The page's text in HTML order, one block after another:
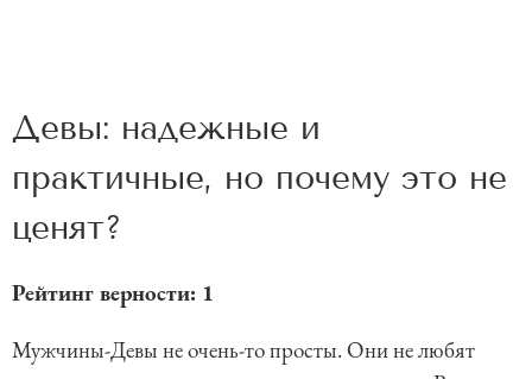
Девы: надежные и
практичные, но почему это не
ценят?
Рейтинг верности: 1
Мужчины-Девы не очень-то просты. Они не любят